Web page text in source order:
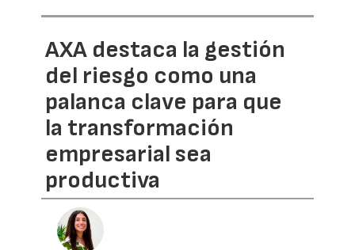
AXA destaca la gestión
del riesgo como una
palanca clave para que
la transformación
empresarial sea
productiva